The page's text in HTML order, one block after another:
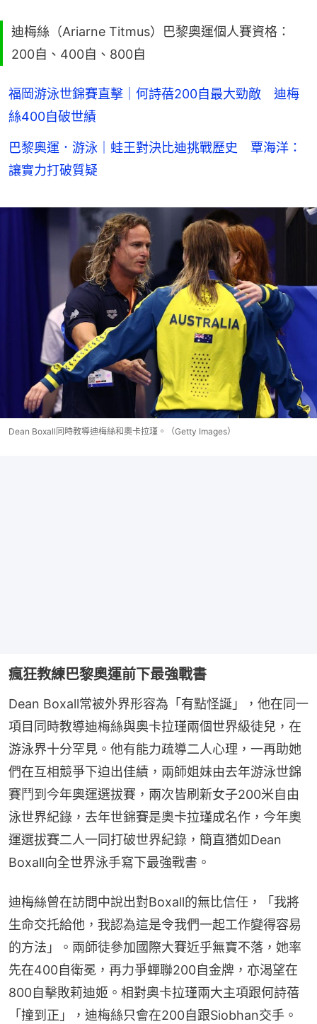
迪梅絲（Ariarne Titmus）巴黎奧運個人賽資格：
200自、400自、800自
福岡游泳世錦賽直擊｜何詩蓓200自最大勁敵 迪梅
絲400自破世績
巴黎奧運．游泳｜蛙王對決比迪挑戰歷史 覃海洋：
讓實力打破質疑
Dean Boxall同時教導迪梅絲和奧卡拉瑾。（Getty Images）
瘋狂教練巴黎奧運前下最強戰書
Dean Boxall常被外界形容為「有點怪誕」，他在同一
項目同時教導迪梅絲與奧卡拉瑾兩個世界級徒兒，在
游泳界十分罕見。他有能力疏導二人心理，一再助她
們在互相競爭下迫出佳績，兩師姐妹由去年游泳世錦
賽鬥到今年奧運選拔賽，兩次皆刷新女子200米自由
泳世界紀錄，去年世錦賽是奧卡拉瑾成名作，今年奧
運選拔賽二人一同打破世界紀錄，簡直猶如Dean
Boxall向全世界泳手寫下最強戰書。
迪梅絲曾在訪問中說出對Boxall的無比信任，「我將
生命交托給他，我認為這是令我們一起工作變得容易
的方法」。兩師徒參加國際大賽近乎無寶不落，她率
先在400自衛冕，再力爭蟬聯200自金牌，亦渴望在
800自擊敗莉迪姬。相對奧卡拉瑾兩大主項跟何詩蓓
「撞到正」，迪梅絲只會在200自跟Siobhan交手。